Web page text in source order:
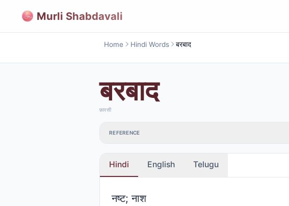
Murli Shabdavali
Home Hindi Words बरबाद
बरबाद
फ़ारसी
REFERENCE
Hindi English Telugu
नष्ट; नाश